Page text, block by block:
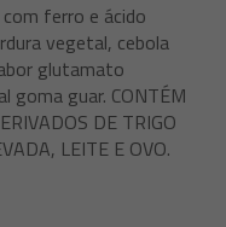
ferro e ácido
vegetal, cebola
glutamato
goma guar. CONTÉM
DE TRIGO
LEITE E OVO.